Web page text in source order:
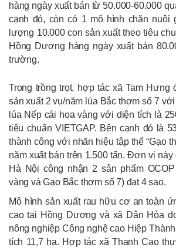
hàng ngày xuất bán từ 50.000-60.000
cạnh đó, còn có 1 mô hình chăn nuôi
lượng 10.000 con sản xuất theo tiêu
Hồng Dương hàng ngày xuất bán
trường.
Trong trồng trọt, hợp tác xã Tam Hưng
sản xuất 2 vụ/năm lúa Bắc thơm số 7
lúa Nếp cái hoa vàng với diện tích là
tiêu chuẩn VIETGAP. Bên cạnh đó là
thành công với nhãn hiệu tập thể “Gạo
năm xuất bán trên 1.500 tấn. Đơn vị
Hà Nội công nhận 2 sản phẩm
vàng và Gạo Bắc thơm số 7) đạt 4 sao.
Mô hình sản xuất rau hữu cơ an toàn
cao tại Hồng Dương và xã Dân Hòa
nông nghiệp Công nghệ cao Hiệp
tích 11,7 ha. Hợp tác xã Thanh Cao